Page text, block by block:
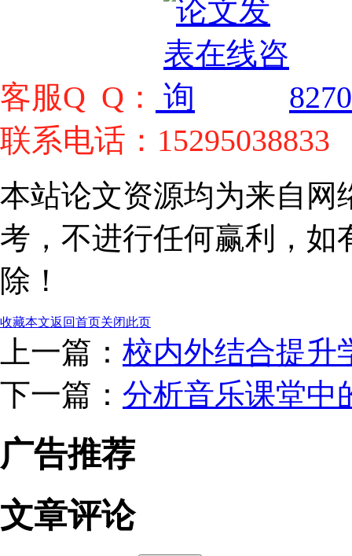
客服Q Q：
联系电话：15295038833
本站论文资源均为来自网
考，不进行任何赢利，如
除！
收藏本文返回首页关闭此页
上一篇： 校内外结合提升
下一篇： 分析音乐课堂中
广告推荐
文章评论